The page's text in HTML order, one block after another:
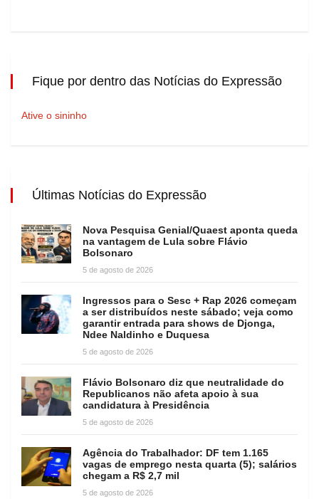
Fique por dentro das Notícias do Expressão
Ative o sininho
Últimas Notícias do Expressão
Nova Pesquisa Genial/Quaest aponta queda
na vantagem de Lula sobre Flávio
Bolsonaro
5 de agosto de 2026
Ingressos para o Sesc + Rap 2026 começam
a ser distribuídos neste sábado; veja como
garantir entrada para shows de Djonga,
Ndee Naldinho e Duquesa
5 de agosto de 2026
Flávio Bolsonaro diz que neutralidade do
Republicanos não afeta apoio à sua
candidatura à Presidência
5 de agosto de 2026
Agência do Trabalhador: DF tem 1.165
vagas de emprego nesta quarta (5); salários
chegam a R$ 2,7 mil
5 de agosto de 2026